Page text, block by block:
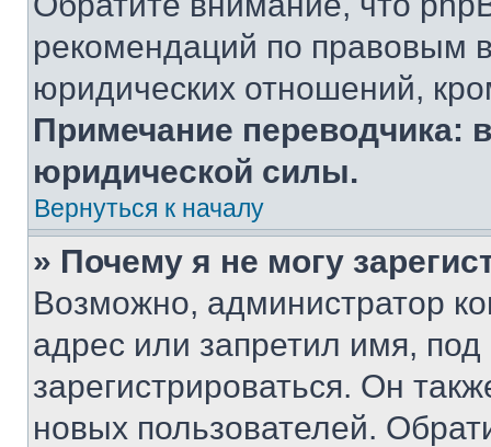
рекомендаций по правовым
юридических отношений,
Примечание переводчика:
юридической силы.
Вернуться к началу
» Почему я не могу
Возможно, администратор
адрес или запретил имя,
зарегистрироваться. Он
новых пользователей.